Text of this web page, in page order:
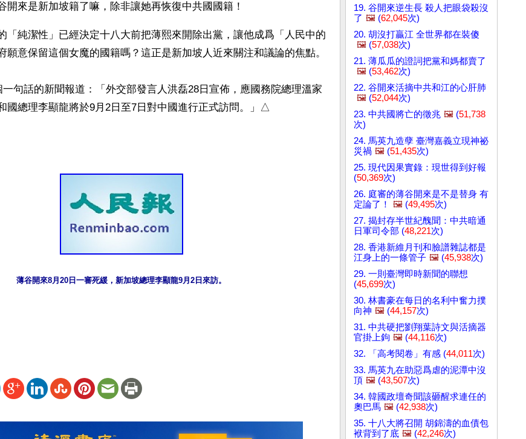
開來是新加坡籍了嘛，除非讓她再恢復中共國國籍！
「純潔性」已經決定十八大前把薄熙來開除出黨，讓他成爲「人民中的
願意保留這個女魔的國籍嗎？這正是新加坡人近來關注和議論的焦點。
句話的新聞報道：「外交部發言人洪磊28日宣佈，應國務院總理溫家
國總理李顯龍將於9月2日至7日對中國進行正式訪問。」△
薄谷開來8月20日一審死緩，新加坡總理李顯龍9月2日來訪。
19. 谷開來逆生長 殺人把眼袋殺沒
了 🖼️ (62,045次)
20. 胡沒打贏江 全世界都在裝傻
🖼️ (57,038次)
21. 薄瓜瓜的證詞把黨和媽都賣了
🖼️ (53,462次)
22. 谷開來活摘中共和江的心肝肺
🖼️ (52,044次)
23. 中共國將亡的徵兆 🖼️ (51,738
次)
24. 馬英九造孽 臺灣嘉義立現神祕
災禍 🖼️ (51,435次)
25. 現代因果實錄：現世得到好報
(50,369次)
26. 庭審的薄谷開來是不是替身 有
定論了！
🖼️ (49,495次)
27. 揭封存半世紀醜聞：中共暗通
日軍司令部 (48,221次)
28. 香港新維月刊和臉譜雜誌都是
江身上的一條管子 🖼️ (45,938次)
29. 一則臺灣即時新聞的聯想
(45,699次)
30. 林書豪在每日的名利中奮力撲
向神 🖼️ (44,157次)
31. 中共硬把劉翔葉詩文與活摘器
官掛上鉤 🖼️ (44,116次)
32. 「高考閱卷」有感 (44,011次)
33. 馬英九在助惡爲虐的泥潭中沒
頂 🖼️ (43,507次)
34. 韓國政壇奇聞該砸醒求連任的
奧巴馬 🖼️ (42,938次)
35. 十八大將召開 胡錦濤的血債包
袱背到了底 🖼️ (42,246次)